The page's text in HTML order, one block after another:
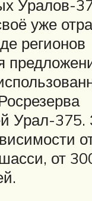
Уралов-
уже
регионов
Урал-375.
от